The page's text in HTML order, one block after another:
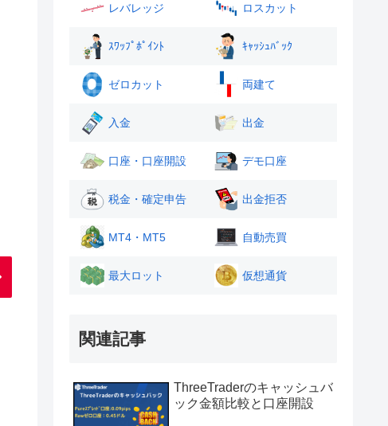
レバレッジ ロスカット
ｽﾜｯﾌﾟﾎﾟｲﾝﾄ ｷｬｯｼｭﾊﾞｯｸ
ゼロカット 両建て
入金 出金
口座・口座開設 デモ口座
税金・確定申告 出金拒否
MT4・MT5 自動売買
最大ロット 仮想通貨
関連記事
ThreeTraderのキャッシュバ
ック金額比較と口座開設